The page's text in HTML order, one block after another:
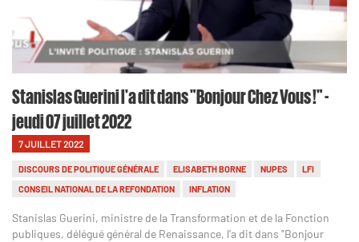
Stanislas Guerini l'a dit dans "Bonjour Chez Vous !" -
jeudi 07 juillet 2022
7 JUILLET 2022
DISCOURS DE POLITIQUE GÉNÉRALE ELISABETH BORNE NUPES
LFI
CONSEIL NATIONAL DE LA REFONDATION
INFLATION
Stanislas Guerini, ministre de la Transformation et de la Fonction
publiques, délégué général de Renaissance, l'a dit dans "Bonjour